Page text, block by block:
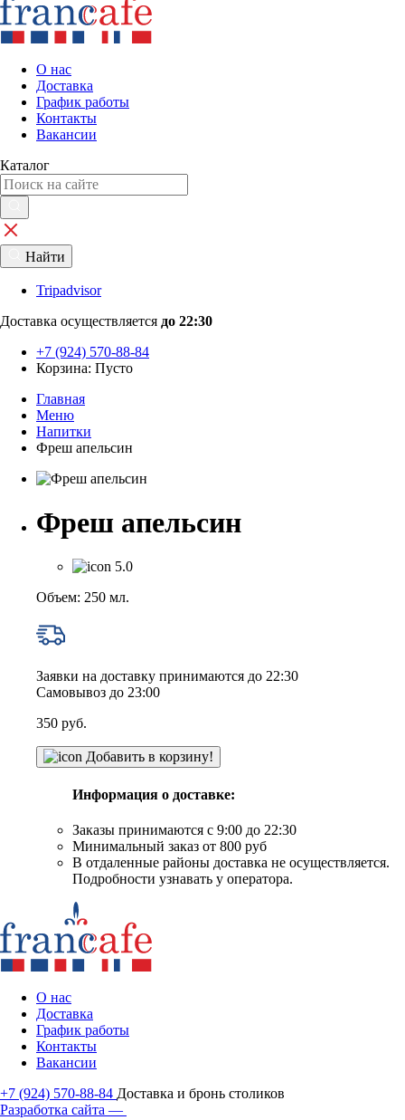
О нас
Доставка
График работы
Контакты
Вакансии
Каталог
Найти
Tripadvisor
Доставка осуществляется до 22:30
+7 (924) 570-88-84
Корзина: Пусто
Главная
Меню
Напитки
Фреш апельсин
Фреш апельсин
5.0
Объем: 250 мл.
Заявки на доставку принимаются до 22:30
Самовывоз до 23:00
350 руб.
Добавить в корзину!
Информация о доставке:
Заказы принимаются с 9:00 до 22:30
Минимальный заказ от 800 руб
В отдаленные районы доставка не осуществляется.
Подробности узнавать у оператора.
О нас
Доставка
График работы
Контакты
Вакансии
+7 (924) 570-88-84 Доставка и бронь столиков
Разработка сайта —